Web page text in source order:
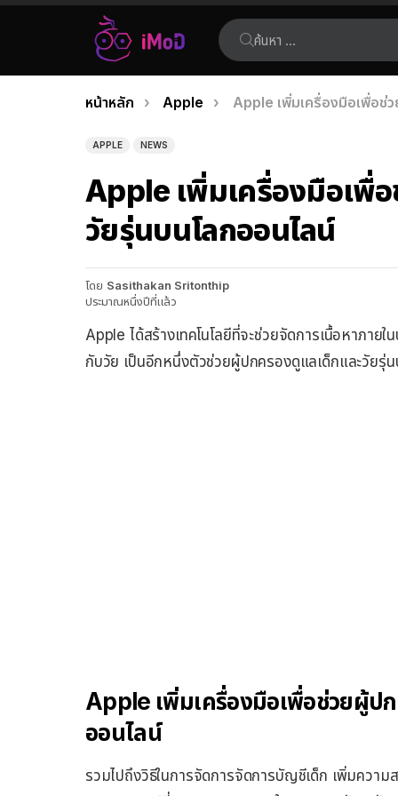
ค้นหา:
เรื่อง
ล่าสุด
คุณอยู่ที่นี่:
หน้าหลัก Apple Apple เพิ่มเครื่องมือเพื่อช่
APPLE NEWS
Apple เพิ่มเครื่องมือเพื่
วัยรุ่นบนโลกออนไลน์
โดย Sasithakan Sritonthip
ประมาณหนึ่งปีที่แล้ว
Apple ได้สร้างเทคโนโลยีที่จะช่วยจัดการเนื้อหาภาย
กับวัย เป็นอีกหนึ่งตัวช่วยผู้ปกครองดูแลเด็กและวัยรุ่น
Apple เพิ่มเครื่องมือเพื่อช่วยผู้ป
ออนไลน์
รวมไปถึงวิธีในการจัดการจัดการบัญชีเด็ก เพิ่มความ